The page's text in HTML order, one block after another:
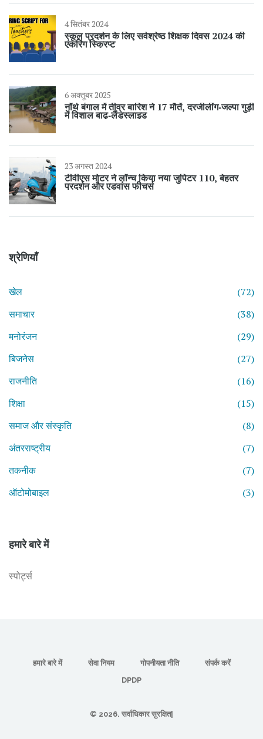
4 सितंबर 2024
स्कूल प्रदर्शन के लिए सर्वश्रेष्ठ शिक्षक दिवस 2024 की
एंकरिंग स्क्रिप्ट
6 अक्तूबर 2025
नॉर्थ बंगाल में तीव्र बारिश ने 17 मौतें, दरजीलींग‑जल्पा गुड़ी
में विशाल बाढ़‑लैंडस्लाइड
23 अगस्त 2024
टीवीएस मोटर ने लॉन्च किया नया जुपिटर 110, बेहतर
प्रदर्शन और एडवांस फीचर्स
श्रेणियाँ
खेल
(72)
समाचार
(38)
मनोरंजन
(29)
बिजनेस
(27)
राजनीति
(16)
शिक्षा
(15)
समाज और संस्कृति
(8)
अंतरराष्ट्रीय
(7)
तकनीक
(7)
ऑटोमोबाइल
(3)
हमारे बारे में
स्पोर्ट्स
हमारे बारे में सेवा नियम गोपनीयता नीति
संपर्क करें
DPDP
© 2026. सर्वाधिकार सुरक्षित|